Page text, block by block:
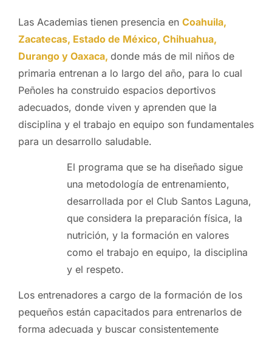
Las Academias tienen presencia en Coahuila,
Zacatecas, Estado de México, Chihuahua,
Durango y Oaxaca, donde más de mil niños de
primaria entrenan a lo largo del año, para lo cual
Peñoles ha construido espacios deportivos
adecuados, donde viven y aprenden que la
disciplina y el trabajo en equipo son fundamentales
para un desarrollo saludable.
El programa que se ha diseñado sigue
una metodología de entrenamiento,
desarrollada por el Club Santos Laguna,
que considera la preparación física, la
nutrición, y la formación en valores
como el trabajo en equipo, la disciplina
y el respeto.
Los entrenadores a cargo de la formación de los
pequeños están capacitados para entrenarlos de
forma adecuada y buscar consistentemente